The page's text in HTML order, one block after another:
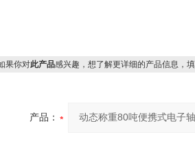
你对此产品感兴趣，想了解更详细的产品信息，
产品：